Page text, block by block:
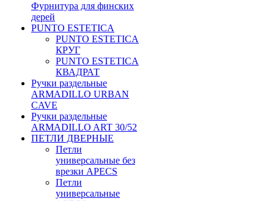
Фурнитура для финских
дерей
PUNTO ESTETICA
PUNTO ESTETICA
КРУГ
PUNTO ESTETICA
КВАДРАТ
Ручки раздельные
ARMADILLO URBAN
CAVE
Ручки раздельные
ARMADILLO ART 30/52
ПЕТЛИ ДВЕРНЫЕ
Петли
универсальные без
врезки APECS
Петли
универсальные